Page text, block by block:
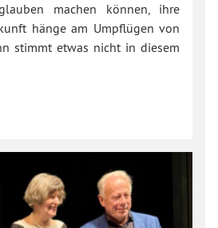
machen können, ihre
hänge am Umpflügen von
stimmt etwas nicht in diesem